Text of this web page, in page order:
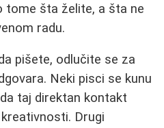
tome šta želite, a šta ne
radu.
pišete, odlučite se za
Neki pisci se kunu
taj direktan kontakt
Drugi